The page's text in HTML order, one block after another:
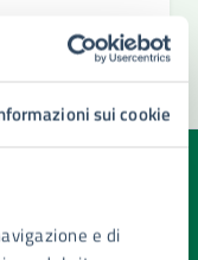
sui cookie
e di
su questa